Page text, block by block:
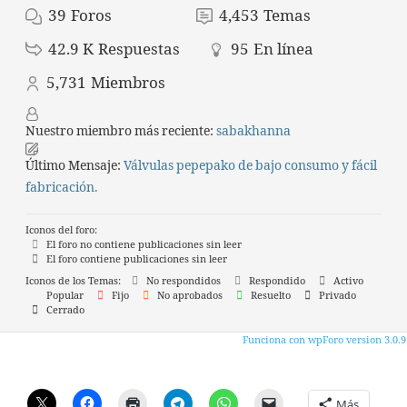
39 Foros 4,453 Temas
42.9 K Respuestas 95 En línea
5,731 Miembros
Nuestro miembro más reciente: sabakhanna
Último Mensaje: Válvulas pepepako de bajo consumo y fácil
fabricación.
Iconos del foro:
El foro no contiene publicaciones sin leer
El foro contiene publicaciones sin leer
Iconos de los Temas:
No respondidos Respondido
Activo
Popular
Fijo No aprobados Resuelto
Privado
Cerrado
Funciona con wpForo version 3.0.9